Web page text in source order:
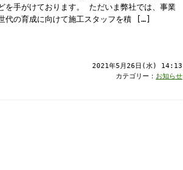
を手がけております。 ただいま弊社では、事業
代の育成に向けて施工スタッフを積 […]
2021年5月26日(水) 14:13
カテゴリー： お知らせ